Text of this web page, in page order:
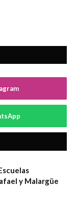
y Malargüe